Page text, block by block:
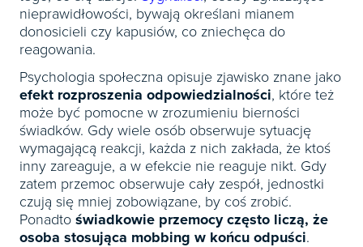
nieprawidłowości, bywają określani mianem
donosicieli czy kapusiów, co zniechęca do
reagowania.
Psychologia społeczna opisuje zjawisko znane jako
efekt rozproszenia odpowiedzialności, które też
może być pomocne w zrozumieniu bierności
świadków. Gdy wiele osób obserwuje sytuację
wymagającą reakcji, każda z nich zakłada, że ktoś
inny zareaguje, a w efekcie nie reaguje nikt. Gdy
zatem przemoc obserwuje cały zespół, jednostki
czują się mniej zobowiązane, by coś zrobić.
Ponadto świadkowie przemocy często liczą, że
osoba stosująca mobbing w końcu odpuści.